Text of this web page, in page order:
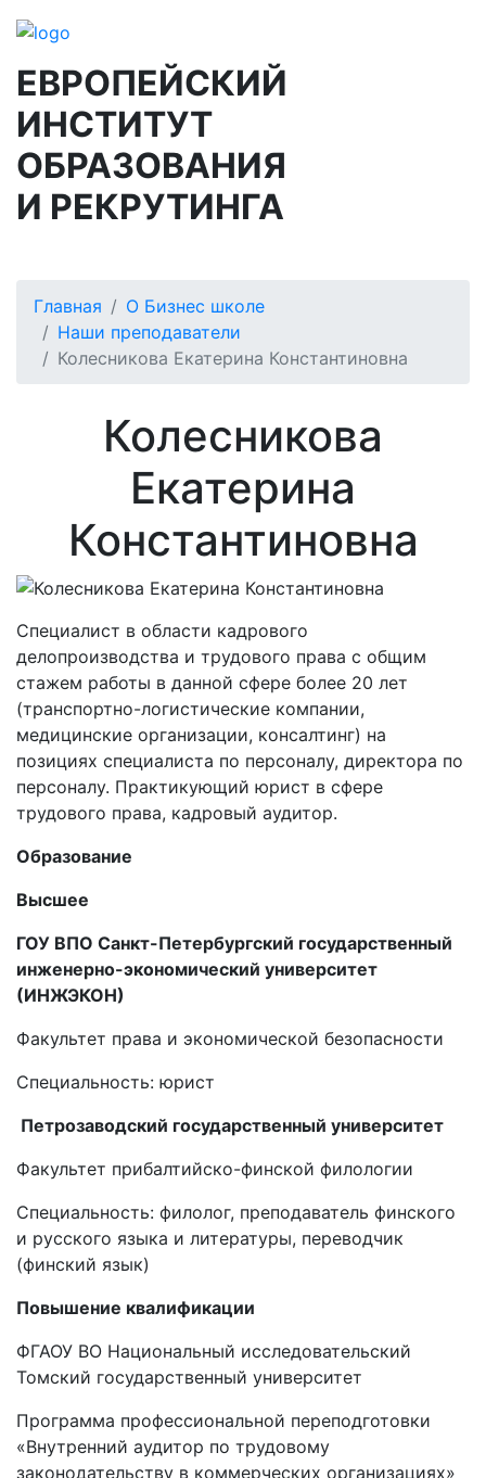
ЕВРОПЕЙСКИЙ
ИНСТИТУТ
ОБРАЗОВАНИЯ
И РЕКРУТИНГА
Главная
О Бизнес школе
Наши преподаватели
Колесникова Екатерина Константиновна
Колесникова
Екатерина
Константиновна
Специалист в области кадрового
делопроизводства и трудового права с общим
стажем работы в данной сфере более 20 лет
(транспортно-логистические компании,
медицинские организации, консалтинг) на
позициях специалиста по персоналу, директора по
персоналу. Практикующий юрист в сфере
трудового права, кадровый аудитор.
Образование
Высшее
ГОУ ВПО Санкт-Петербургский государственный
инженерно-экономический университет
(ИНЖЭКОН)
Факультет права и экономической безопасности
Специальность: юрист
Петрозаводский государственный университет
Факультет прибалтийско-финской филологии
Специальность: филолог, преподаватель финского
и русского языка и литературы, переводчик
(финский язык)
Повышение квалификации
ФГАОУ ВО Национальный исследовательский
Томский государственный университет
Программа профессиональной переподготовки
«Внутренний аудитор по трудовому
законодательству в коммерческих организациях»